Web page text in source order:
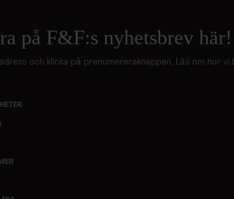
på F&F:s nyhetsbrev här!
och klicka på prenumereraknappen. Läs om hur vi